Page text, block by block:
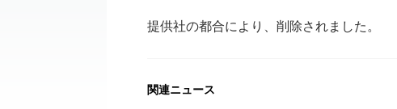
提供社の都合により、削除されました。
関連ニュース